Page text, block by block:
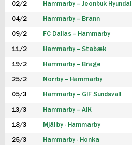
FUTSAL HERR
FUTSAL DAM
02/2 Hammarby – Jeonbuk Hyundai
04/2 Hammarby – Brann
09/2 FC Dallas – Hammarby
11/2 Hammarby – Stabæk
19/2 Hammarby – Brage
25/2 Norrby – Hammarby
05/3 Hammarby – GIF Sundsvall
13/3 Hammarby – AIK
18/3 Mjällby - Hammarby
25/3 Hammarby - Honka